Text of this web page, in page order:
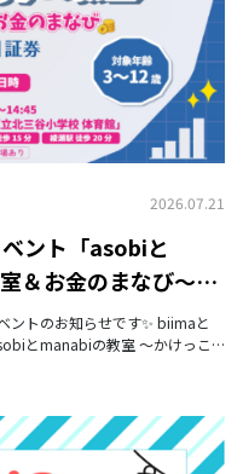
2026.07.21
ント「asobiと
＆お金のまなび〜」
】
ントのお知らせです✨ biimaと
とmanabiの教室 〜かけっこ